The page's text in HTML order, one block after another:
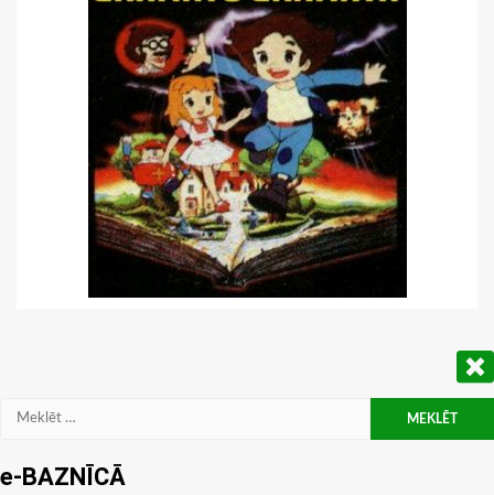
Meklēt:
e-BAZNĪCĀ